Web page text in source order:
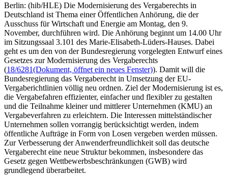
Berlin: (hib/HLE) Die Modernisierung des Vergaberechts in
Deutschland ist Thema einer Öffentlichen Anhörung, die der
Ausschuss für Wirtschaft und Energie am Montag, den 9.
November, durchführen wird. Die Anhörung beginnt um 14.00 Uhr
im Sitzungssaal 3.101 des Marie-Elisabeth-Lüders-Hauses. Dabei
geht es um den von der Bundesregierung vorgelegten Entwurf eines
Gesetzes zur Modernisierung des Vergaberechts
(18/6281(Dokument, öffnet ein neues Fenster)). Damit will die
Bundesregierung das Vergaberecht in Umsetzung der EU-
Vergaberichtlinien völlig neu ordnen. Ziel der Modernisierung ist es,
die Vergabefahren effizienter, einfacher und flexibler zu gestalten
und die Teilnahme kleiner und mittlerer Unternehmen (KMU) an
Vergabeverfahren zu erleichtern. Die Interessen mittelständischer
Unternehmen sollen vorrangig berücksichtigt werden, indem
öffentliche Aufträge in Form von Losen vergeben werden müssen.
Zur Verbesserung der Anwenderfreundlichkeit soll das deutsche
Vergaberecht eine neue Struktur bekommen, insbesondere das
Gesetz gegen Wettbewerbsbeschränkungen (GWB) wird
grundlegend überarbeitet.